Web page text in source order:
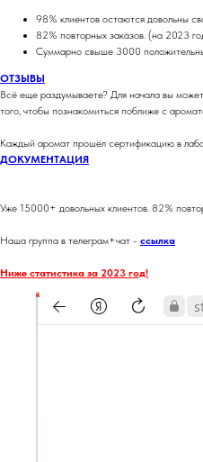
98% клиентов остаются довольны
82% повторных заказов. (на 2023
Суммарно свыше 3000
ОТЗЫВЫ
Всё еще раздумываете? Для начала вы
того, чтобы познакомиться поближе с
Каждый аромат прошёл сертификацию в
ДОКУМЕНТАЦИЯ
Уже 15000+ довольных клиентов. 82%
Наша группа в телеграм+чат - ссылка
Ниже статистика за 2023 год!